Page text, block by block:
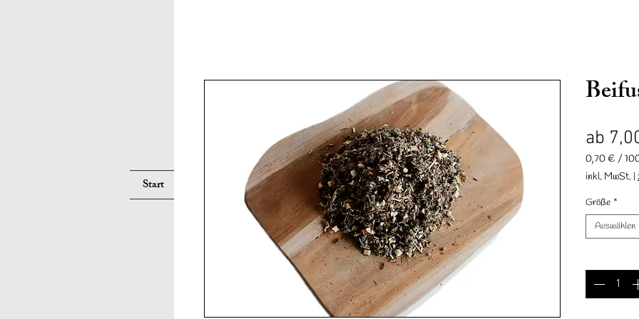
Start Pferd Hund Accessoires Geschenkkarte Reit & Fahrverein
ab
0,70 € /
0,70 €
pro
100
Gramm
inkl. MwSt.|
Größe *
Auswählen